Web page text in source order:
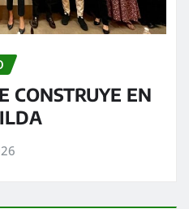
CONSTRUYE EN